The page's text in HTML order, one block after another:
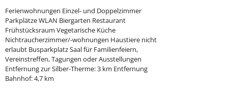
Ferienwohnungen Einzel- und Doppelzimmer
Parkplätze WLAN Biergarten Restaurant
Frühstücksraum Vegetarische Küche
Nichtraucherzimmer/-wohnungen Haustiere nicht
erlaubt Busparkplatz Saal für Familienfeiern,
Vereinstreffen, Tagungen oder Ausstellungen
Entfernung zur Silber-Therme: 3 km Entfernung
Bahnhof: 4,7 km